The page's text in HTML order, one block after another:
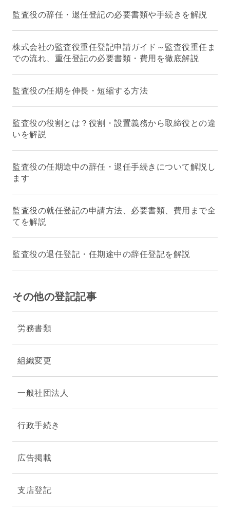
監査役の辞任・退任登記の必要書類や手続きを解説
株式会社の監査役重任登記申請ガイド～監査役重任ま
での流れ、重任登記の必要書類・費用を徹底解説
監査役の任期を伸長・短縮する方法
監査役の役割とは？役割・設置義務から取締役との違
いを解説
監査役の任期途中の辞任・退任手続きについて解説し
ます
監査役の就任登記の申請方法、必要書類、費用まで全
てを解説
監査役の退任登記・任期途中の辞任登記を解説
その他の登記記事
労務書類
組織変更
一般社団法人
行政手続き
広告掲載
支店登記